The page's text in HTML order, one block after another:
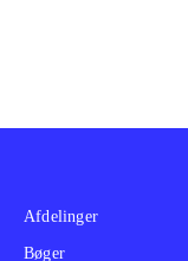
Afdelinger
Bøger